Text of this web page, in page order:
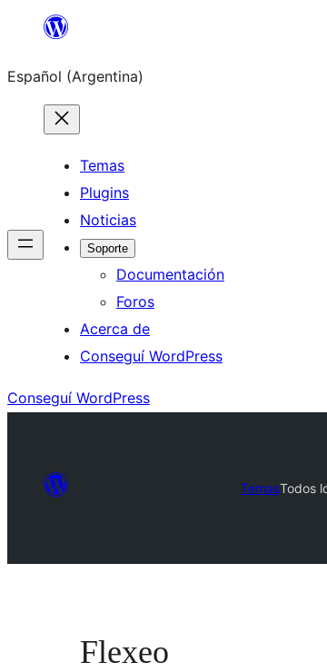
Saltar
contenido
Español (Argentina)
Temas
Plugins
Noticias
Soporte
Documentación
Foros
Acerca de
Conseguí WordPress
Conseguí WordPress
TemasTodos
Flexeo